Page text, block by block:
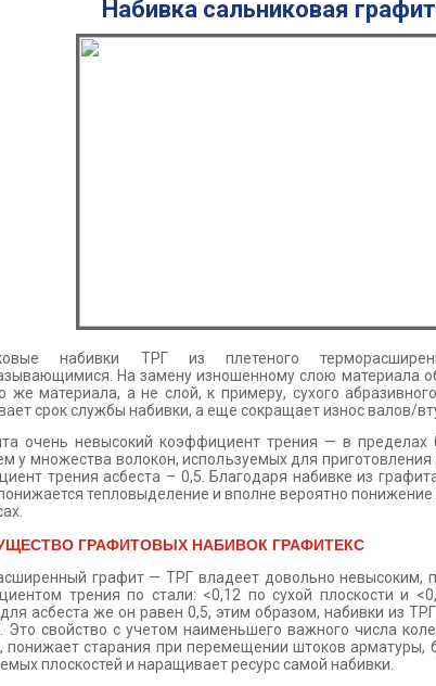
Набивка сальниковая
набивки ТРГ из плетеного
На замену изношенному слою материала
же материала, а не слой, к примеру, сухого
срок службы набивки, а еще сокращает износ валов/
очень невысокий коэффициент трения — в пределах
у множества волокон, используемых для
трения асбеста – 0,5. Благодаря набивке из
тепловыделение и вполне вероятно понижение
ГРАФИТОВЫХ НАБИВОК ГРАФИТЕКС
графит — ТРГ владеет довольно невысоким,
трения по стали: <0,12 по сухой плоскости и
асбеста же он равен 0,5, этим образом, набивки из
Это свойство с учетом наименьшего важного числа
понижает старания при перемещении штоков арматуры,
плоскостей и наращивает ресурс самой набивки.